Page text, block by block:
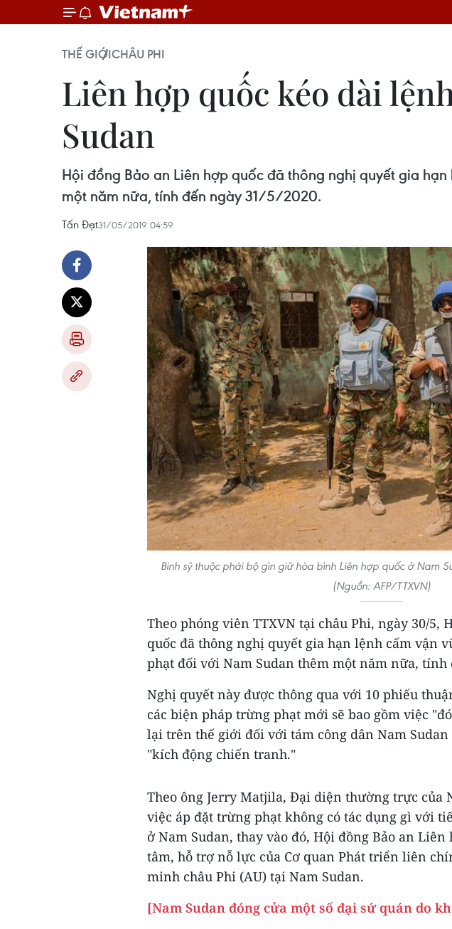
THẾ GIỚICHÂU PHI
Liên hợp quốc kéo dài
Sudan
Hội đồng Bảo an Liên hợp quốc đã thông nghị quyết gia
một năm nữa, tính đến ngày 31/5/2020.
Tấn Đạt31/05/2019 04:59
Binh sỹ thuộc phái bộ gìn giữ hòa bình Liên hợp quốc ở Nam
(Nguồn: AFP/TTXVN)
Theo phóng viên TTXVN tại châu Phi, ngày 30/5,
quốc đã thông nghị quyết gia hạn lệnh cấm vận
phạt đối với Nam Sudan thêm một năm nữa, tính
Nghị quyết này được thông qua với 10 phiếu
các biện pháp trừng phạt mới sẽ bao gồm việc
lại trên thế giới đối với tám công dân Nam
"kích động chiến tranh."
Theo ông Jerry Matjila, Đại diện thường trực của
việc áp đặt trừng phạt không có tác dụng gì với
ở Nam Sudan, thay vào đó, Hội đồng Bảo an Liên
tâm, hỗ trợ nỗ lực của Cơ quan Phát triển liên
minh châu Phi (AU) tại Nam Sudan.
[Nam Sudan đóng cửa một số đại sứ quán do